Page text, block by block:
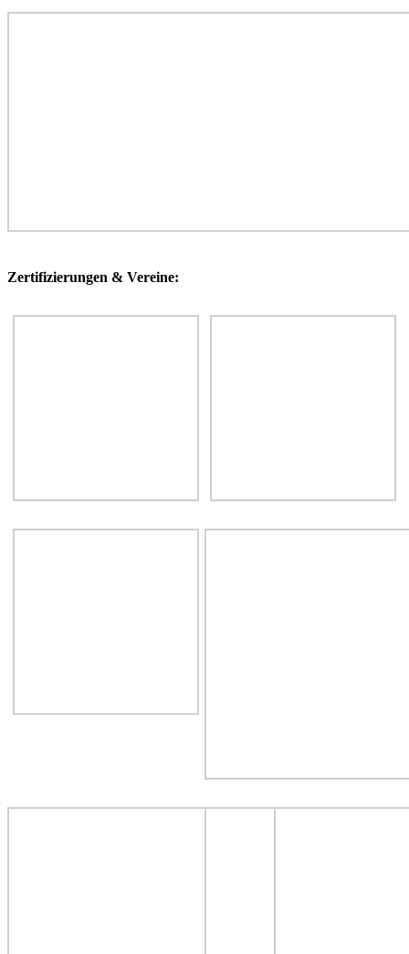
Zertifizierungen & Vereine: